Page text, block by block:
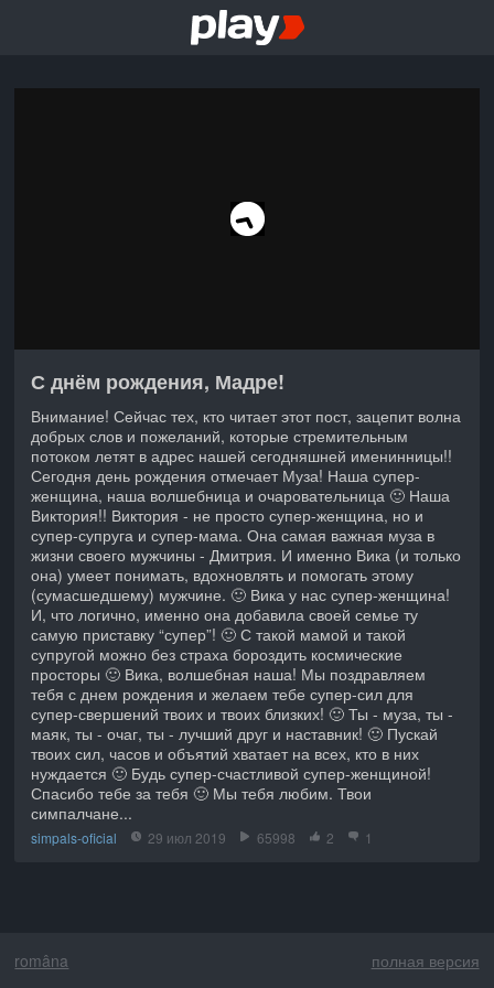
С днём рождения, Мадре!
Внимание! Сейчас тех, кто читает этот пост, зацепит волна
добрых слов и пожеланий, которые стремительным
потоком летят в адрес нашей сегодняшней именинницы!!
Сегодня день рождения отмечает Муза! Наша супер-
женщина, наша волшебница и очаровательница 🙂 Наша
Виктория!! Виктория - не просто супер-женщина, но и
супер-супруга и супер-мама. Она самая важная муза в
жизни своего мужчины - Дмитрия. И именно Вика (и только
она) умеет понимать, вдохновлять и помогать этому
(сумасшедшему) мужчине. 🙂 Вика у нас супер-женщина!
И, что логично, именно она добавила своей семье ту
самую приставку “супер”! 🙂 С такой мамой и такой
супругой можно без страха бороздить космические
просторы 🙂 Вика, волшебная наша! Мы поздравляем
тебя с днем рождения и желаем тебе супер-сил для
супер-свершений твоих и твоих близких! 🙂 Ты - муза, ты -
маяк, ты - очаг, ты - лучший друг и наставник! 🙂 Пускай
твоих сил, часов и объятий хватает на всех, кто в них
нуждается 🙂 Будь супер-счастливой супер-женщиной!
Спасибо тебе за тебя 🙂 Мы тебя любим. Твои
симпалчане...
simpals-oficial 29 июл 2019 65998 2 1
româna полная версия